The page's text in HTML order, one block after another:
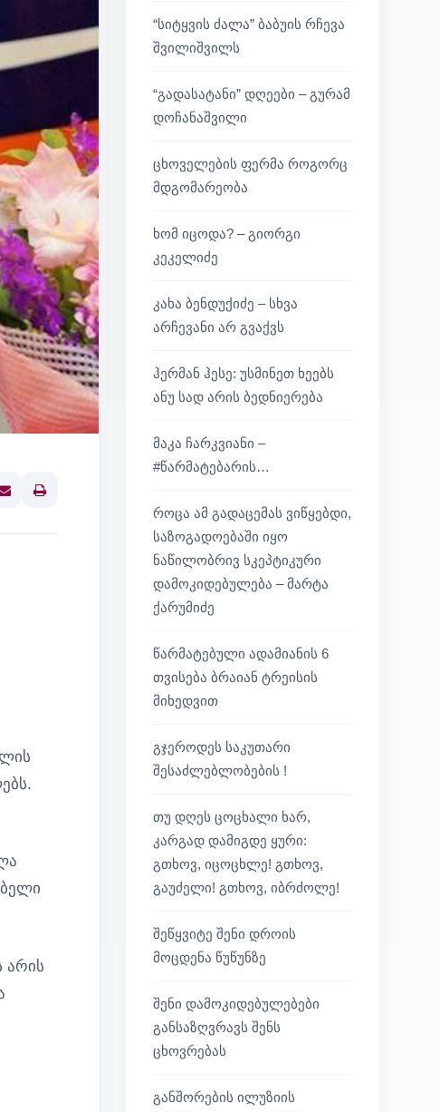
Print
არის
“სიტყვის ძალა” ბაბუის რჩევა
შვილიშვილს
“გადასატანი” დღეები – გურამ
დოჩანაშვილი
ცხოველების ფერმა როგორც
მდგომარეობა
ხომ იცოდა? – გიორგი
კეკელიძე
კახა ბენდუქიძე – სხვა
არჩევანი არ გვაქვს
ჰერმან ჰესე: უსმინეთ ხეებს
ანუ სად არის ბედნიერება
მაკა ჩარკვიანი –
#წარმატებარის…
როცა ამ გადაცემას ვიწყებდი,
საზოგადოებაში იყო
ნაწილობრივ სკეპტიკური
დამოკიდებულება – მარტა
ქარუმიძე
წარმატებული ადამიანის 6
თვისება ბრაიან ტრეისის
მიხედვით
გჯეროდეს საკუთარი
შესაძლებლობების !
თუ დღეს ცოცხალი ხარ,
კარგად დამიგდე ყური:
გთხოვ, იცოცხლე! გთხოვ,
გაუძელი! გთხოვ, იბრძოლე!
შეწყვიტე შენი დროის
მოცდენა წუწუნზე
შენი დამოკიდებულებები
განსაზღვრავს შენს
ცხოვრებას
განშორების ილუზიის